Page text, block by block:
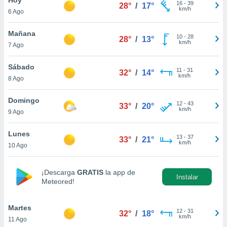
en
más
nuestra
de
aceptar
de
6 Ago
28° / 17° 16- 39
km/h
Mañana
7 Ago
28° / 13° 10- 28
km/h
Sábado
8 Ago
32° / 14° 11 - 31
km/h
Domingo
9 Ago
33° / 20° 12- 43
km/h
Lunes
10 Ago
33° / 21° 13- 37
km/h
¡Descarga GRATIS la app de
Meteored!
Instalar
Martes
11 Ago
32° / 18° 12- 31
km/h